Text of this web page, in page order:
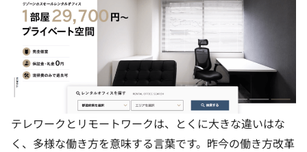
テレワークとリモートワークは、とくに大きな違いはな
く、多様な働き方を意味する言葉です。昨今の働き方改革